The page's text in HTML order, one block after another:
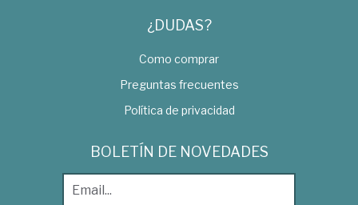
¿DUDAS?
Como comprar
Preguntas frecuentes
Política de privacidad
BOLETÍN DE NOVEDADES